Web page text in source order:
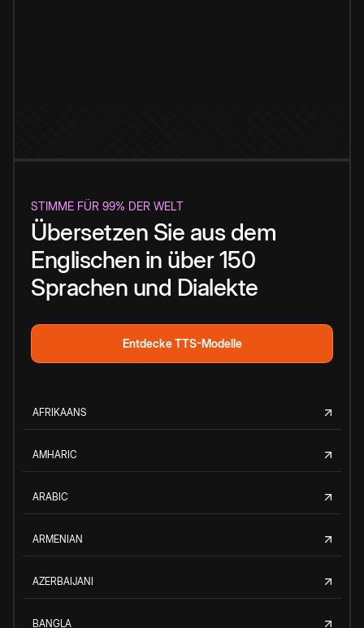
STIMME FÜR 99% DER WELT
Übersetzen Sie aus dem
Englischen in über 150
Sprachen und Dialekte
Entdecke TTS-Modelle
AFRIKAANS
AMHARIC
ARABIC
ARMENIAN
AZERBAIJANI
BANGLA